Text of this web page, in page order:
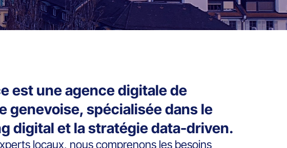
est une agence digitale de
genevoise, spécialisée dans le
digital et la stratégie data-driven.
locaux, nous comprenons les besoins